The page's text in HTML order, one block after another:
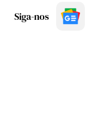
Siga-nos